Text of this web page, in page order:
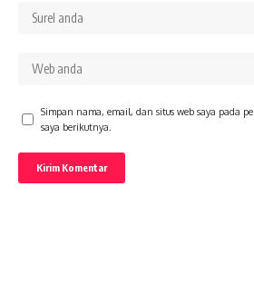
Simpan nama, email, dan situs web saya pada
saya berikutnya.